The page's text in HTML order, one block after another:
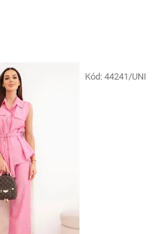
Kód: 44241/UNI